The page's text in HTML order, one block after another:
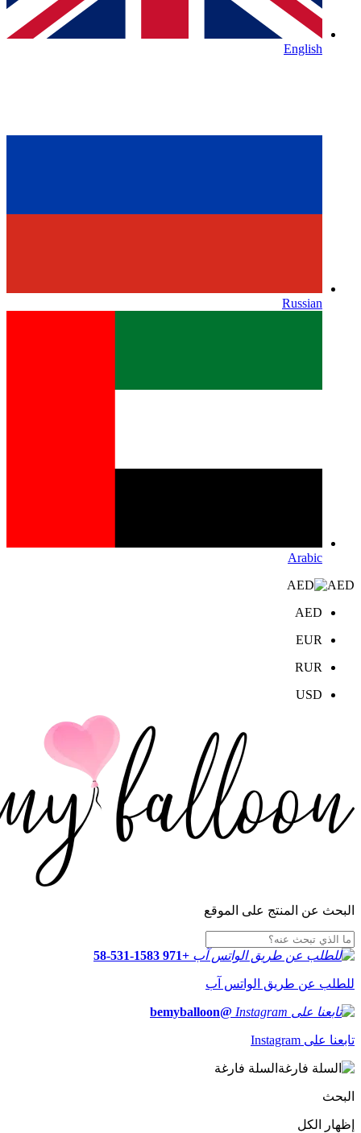
English
Russian
Arabic
AED
AED
EUR
RUR
USD
البحث عن المنتج على الموقع
+971 58-531-1583
للطلب عن طريق الواتس آب
@bemyballoon
تابعنا على Instagram
السلة فارغة
البحث
إظهار الكل